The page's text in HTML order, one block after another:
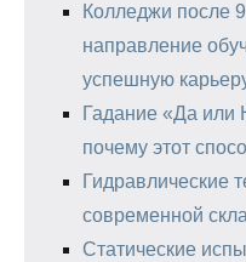
Колледжи после
направление
успешную
Гадание «Да или
почему этот
Гидравлические
современной
Статические